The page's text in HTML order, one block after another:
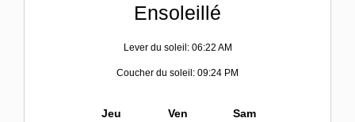
Ensoleillé
Lever du soleil: 06:22 AM
Coucher du soleil: 09:24 PM
Jeu Ven Sam